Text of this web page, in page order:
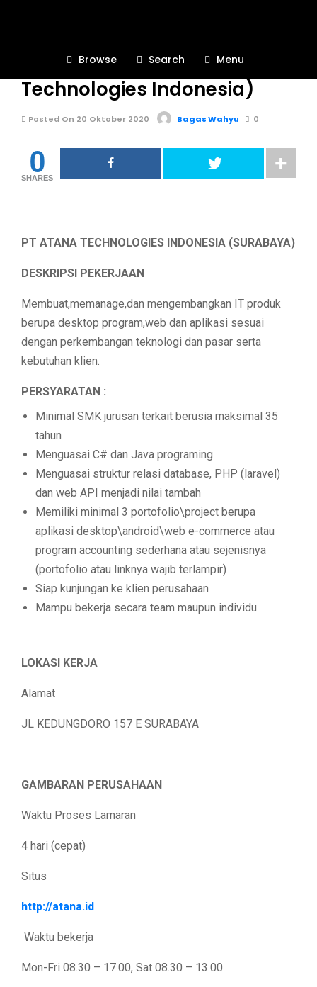
Browse Search Menu
INFO LOKER (PT Atana
Technologies Indonesia)
Posted On 20 Oktober 2020 Bagas Wahyu 0
0
SHARES
PT ATANA TECHNOLOGIES INDONESIA (SURABAYA)
DESKRIPSI PEKERJAAN
Membuat,memanage,dan mengembangkan IT produk
berupa desktop program,web dan aplikasi sesuai
dengan perkembangan teknologi dan pasar serta
kebutuhan klien.
PERSYARATAN :
Minimal SMK jurusan terkait berusia maksimal 35
tahun
Menguasai C# dan Java programing
Menguasai struktur relasi database, PHP (laravel)
dan web API menjadi nilai tambah
Memiliki minimal 3 portofolio\project berupa
aplikasi desktop\android\web e-commerce atau
program accounting sederhana atau sejenisnya
(portofolio atau linknya wajib terlampir)
Siap kunjungan ke klien perusahaan
Mampu bekerja secara team maupun individu
LOKASI KERJA
Alamat
JL KEDUNGDORO 157 E SURABAYA
GAMBARAN PERUSAHAAN
Waktu Proses Lamaran
4 hari (cepat)
Situs
http://atana.id
Waktu bekerja
Mon-Fri 08.30 – 17.00, Sat 08.30 – 13.00